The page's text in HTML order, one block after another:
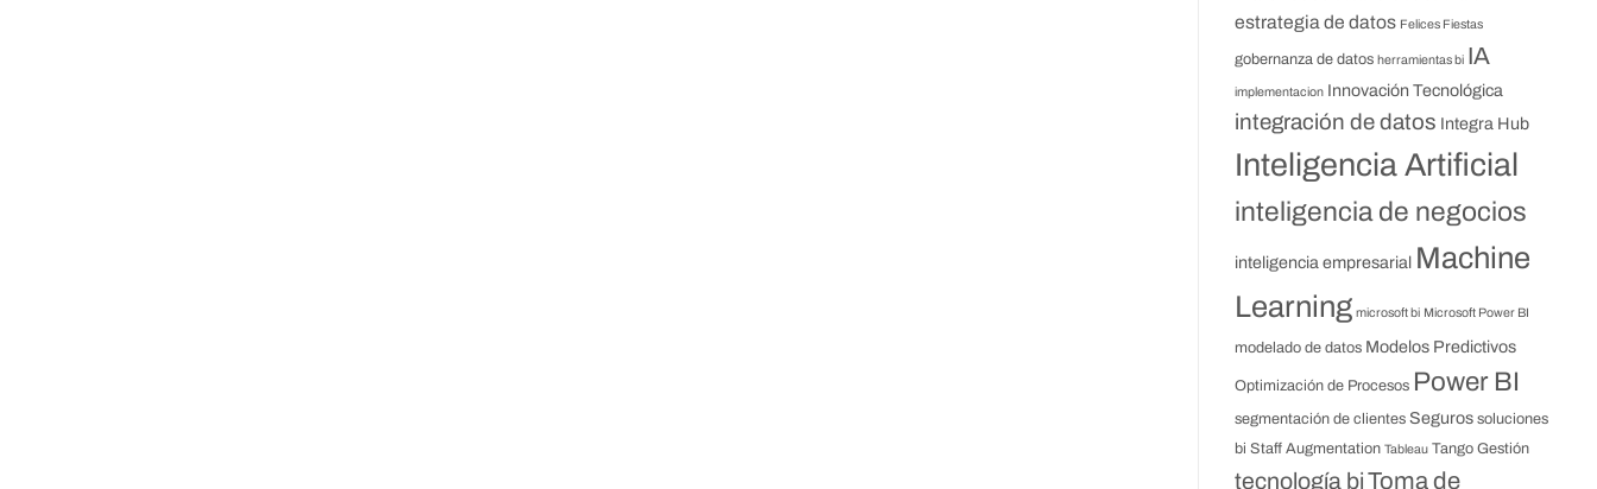
estrategia de datos Felices Fiestas
gobernanza de datos herramientas bi IA
implementacion Innovación Tecnológica
integración de datos Integra Hub
Inteligencia Artificial
inteligencia de negocios
inteligencia empresarial Machine
Learning microsoft bi Microsoft Power BI
modelado de datos Modelos Predictivos
Optimización de Procesos Power BI
segmentación de clientes Seguros soluciones
bi Staff Augmentation Tableau Tango Gestión
tecnología biToma de